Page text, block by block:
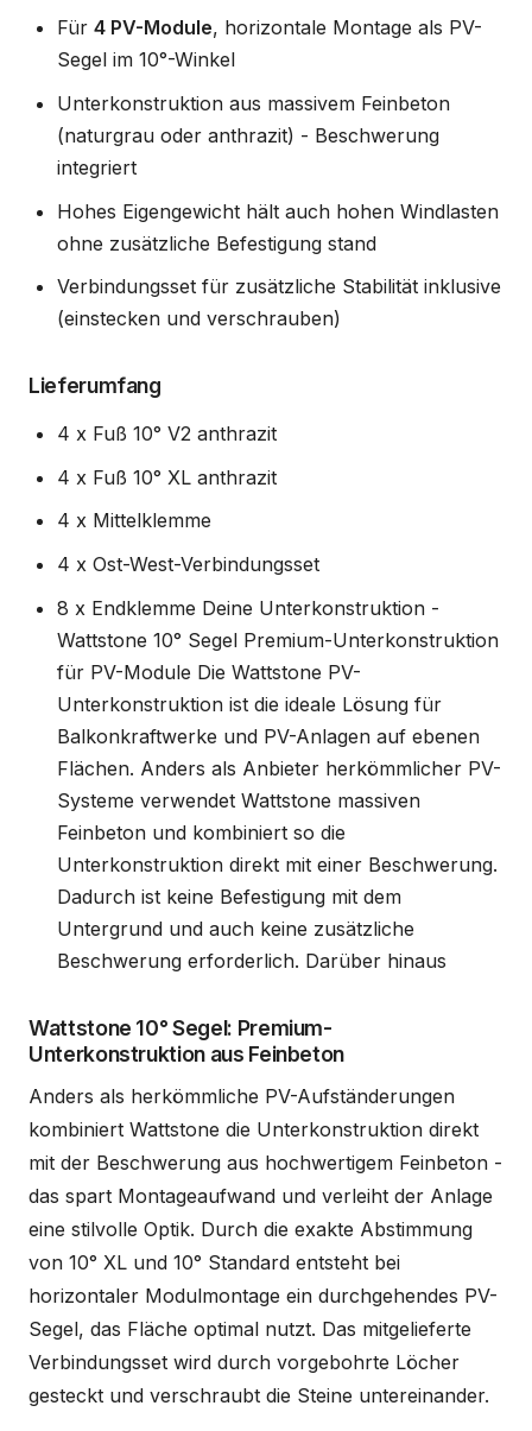
Für 4 PV-Module, horizontale Montage als PV-
Segel im 10°-Winkel
Unterkonstruktion aus massivem Feinbeton
(naturgrau oder anthrazit) - Beschwerung
integriert
Hohes Eigengewicht hält auch hohen Windlasten
ohne zusätzliche Befestigung stand
Verbindungsset für zusätzliche Stabilität inklusive
(einstecken und verschrauben)
Lieferumfang
4 x Fuß 10° V2 anthrazit
4 x Fuß 10° XL anthrazit
4 x Mittelklemme
4 x Ost-West-Verbindungsset
8 x Endklemme Deine Unterkonstruktion -
Wattstone 10° Segel Premium-Unterkonstruktion
für PV-Module Die Wattstone PV-
Unterkonstruktion ist die ideale Lösung für
Balkonkraftwerke und PV-Anlagen auf ebenen
Flächen. Anders als Anbieter herkömmlicher PV-
Systeme verwendet Wattstone massiven
Feinbeton und kombiniert so die
Unterkonstruktion direkt mit einer Beschwerung.
Dadurch ist keine Befestigung mit dem
Untergrund und auch keine zusätzliche
Beschwerung erforderlich. Darüber hinaus
Wattstone 10° Segel: Premium-
Unterkonstruktion aus Feinbeton
Anders als herkömmliche PV-Aufständerungen
kombiniert Wattstone die Unterkonstruktion direkt
mit der Beschwerung aus hochwertigem Feinbeton -
das spart Montageaufwand und verleiht der Anlage
eine stilvolle Optik. Durch die exakte Abstimmung
von 10° XL und 10° Standard entsteht bei
horizontaler Modulmontage ein durchgehendes PV-
Segel, das Fläche optimal nutzt. Das mitgelieferte
Verbindungsset wird durch vorgebohrte Löcher
gesteckt und verschraubt die Steine untereinander.